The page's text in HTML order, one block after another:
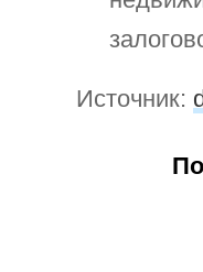
Источник: